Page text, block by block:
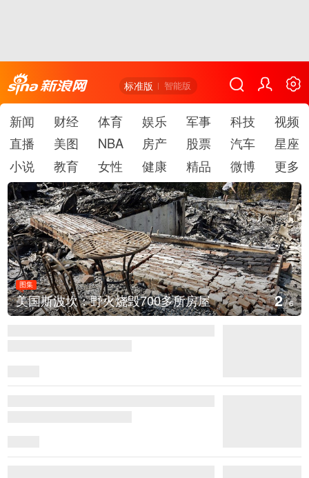
标准版 智能版
新闻 财经 体育 娱乐 军事 科技
视频
直播
美图 NBA 房产 股票 汽车
星座
小说
教育 女性 健康 精品 微博 更多
图集
叙利亚：大马士革发生爆炸 3/6